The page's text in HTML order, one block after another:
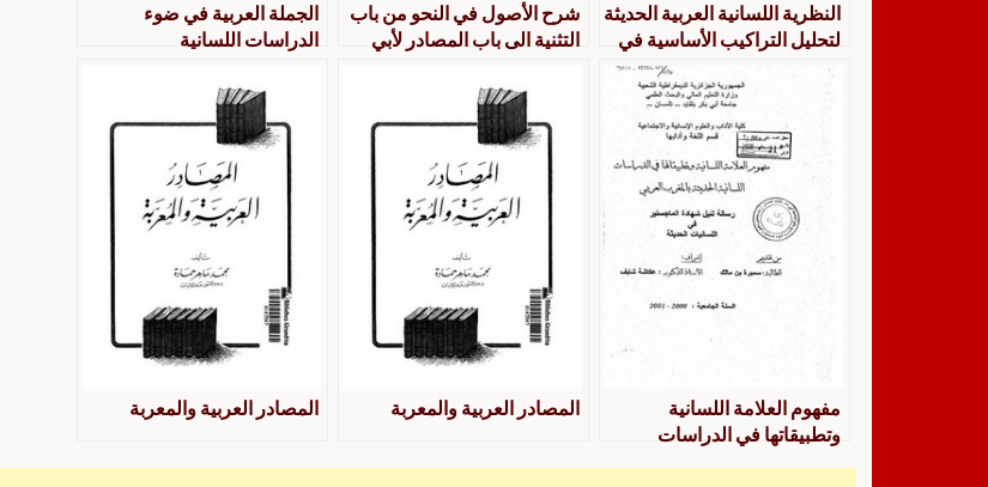
النظرية اللسانية العربية الحديثة
لتحليل التراكيب الأساسية في
اللغة العربية عند مازن الوعر
شرح الأصول في النحو من باب
التثنية الى باب المصادر لأبي
الجملة العربية في ضوء
الدراسات اللسانية
مفهوم العلامة اللسانية
وتطبيقاتها في الدراسات
المصادر العربية والمعربة المصادر العربية والمعربة